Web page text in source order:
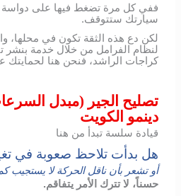
ففي كل مرة تضغط فيها على دواسة
سيارتك ستتوقف.
لكن دع هذه الثقة تكون في محلها،
لنظام الفرامل من خلال خدمة بنشر
كراجات الراشد، فنحن هنا لحمايتك
تصليح الجير (مبدل
دينمو الكويت
قيادة سلسة تبدأ من هنا
هل بدأت تلاحظ صعوبة في
أو تشعر بأن ناقل الحركة لا يستجيب
حسناً، لا تترك الأمر يتفاقم.